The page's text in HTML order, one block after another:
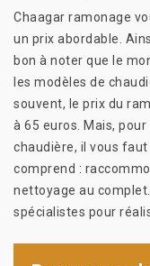
Chaagar ramonage
un prix abordable.
bon à noter que le
les modèles de
souvent, le prix du
à 65 euros. Mais,
chaudière, il vous
comprend :
nettoyage au
spécialistes pour